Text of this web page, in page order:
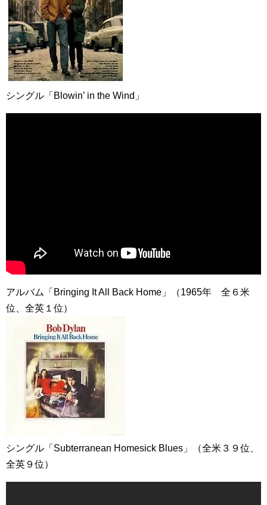
シングル「Blowin’ in the Wind」
アルバム「Bringing It All Back Home」（1965年 全６米
位、全英１位）
シングル「Subterranean Homesick Blues」（全米３９位、
全英９位）